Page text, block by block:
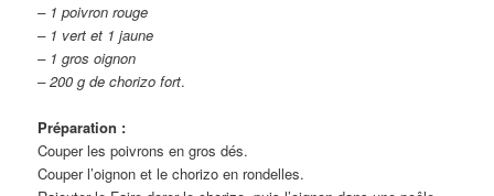
– 1 poivron rouge
– 1 vert et 1 jaune
– 1 gros oignon
– 200 g de chorizo fort.
Préparation :
Couper les poivrons en gros dés.
Couper l’oignon et le chorizo en rondelles.